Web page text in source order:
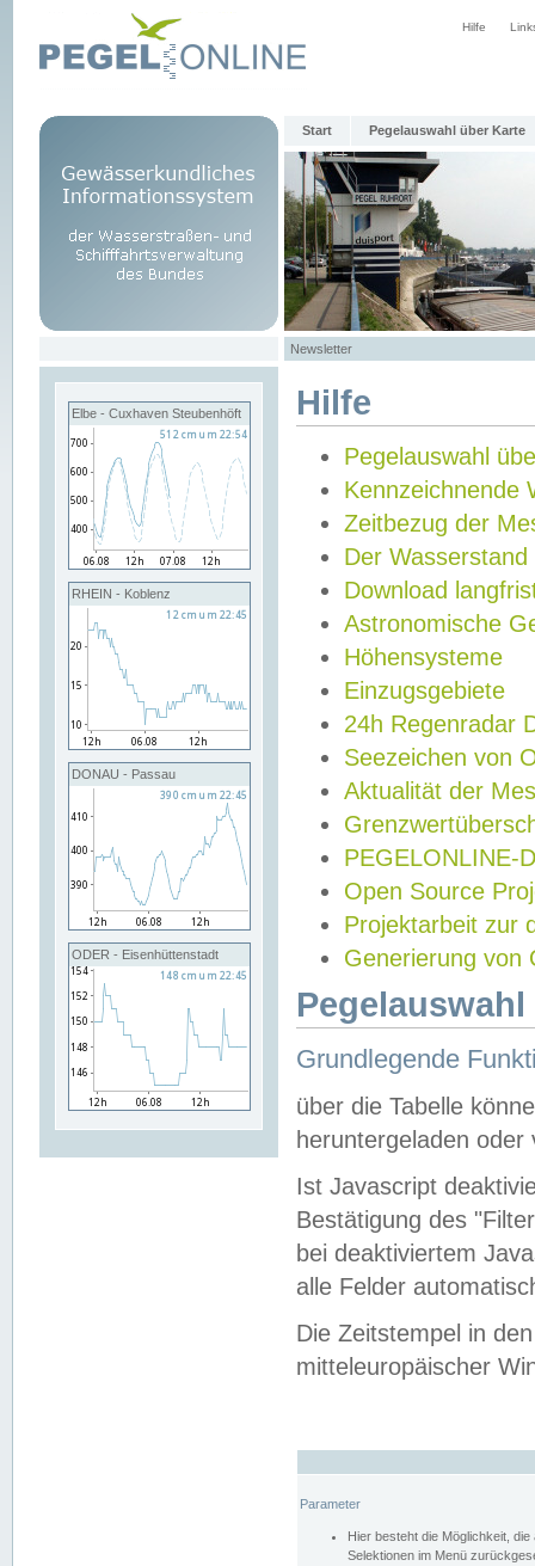
Hilfe
Start Pegelauswahl über Karte
Newsletter
Elbe - Cuxhaven Steubenhöft
RHEIN - Koblenz
DONAU - Passau
ODER - Eisenhüttenstadt
Hilfe
Pegelauswahl
Kennzeichnende
Zeitbezug der
Der Wasserstand
Download
Astronomische
Höhensysteme
Einzugsgebiete
24h Regenradar
Seezeichen von
Aktualität der
PEGELONLINE-
Open Source
Projektarbeit zur
Generierung von
Grundlegende
über die Tabelle
heruntergeladen oder
Ist Javascript
Bestätigung des
bei deaktiviertem
alle Felder
Die Zeitstempel in
mitteleuropäischer
Parameter
Hier besteht die Möglichkeit,
Selektionen im Menü